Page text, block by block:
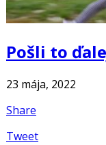
Pošli to
23 mája, 2022
Share
Tweet